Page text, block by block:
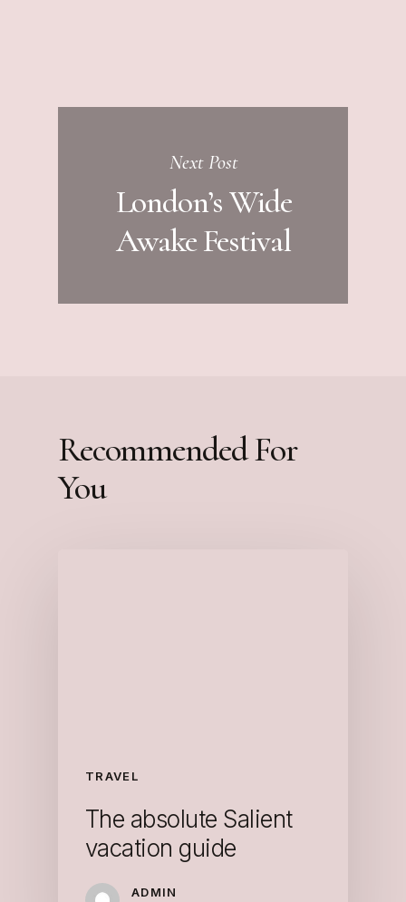
Next Post
London’s Wide
Awake Festival
Recommended For
You
TRAVEL
The absolute Salient
vacation guide
ADMIN